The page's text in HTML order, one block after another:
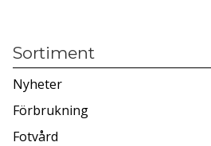
Sortiment
Nyheter
Förbrukning
Fotvård